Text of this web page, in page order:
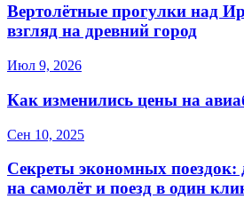
Вертолётные прогулки над
взгляд на древний город
Июл 9, 2026
Как изменились цены на
Сен 10, 2025
Секреты экономных поездок:
на самолёт и поезд в один